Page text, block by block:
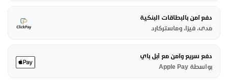
دفع آمن بالبطاقات البنكية
مدى، فيزا، وماستركارد
دفع سريع وآمن مع أبل باي
بواسطة Apple Pay